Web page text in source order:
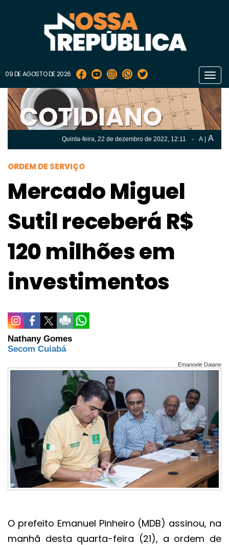
09 DE AGOSTO DE 2026
Quinta-feira, 22 de dezembro de 2022, 12:11 - A A
ORDEM DE SERVIÇO
Mercado Miguel
Sutil receberá R$
120 milhões em
investimentos
Nathany Gomes
Secom Cuiabá
Emanoele Daiane
O prefeito Emanuel Pinheiro (MDB) assinou, na
manhã desta quarta-feira (21), a ordem de